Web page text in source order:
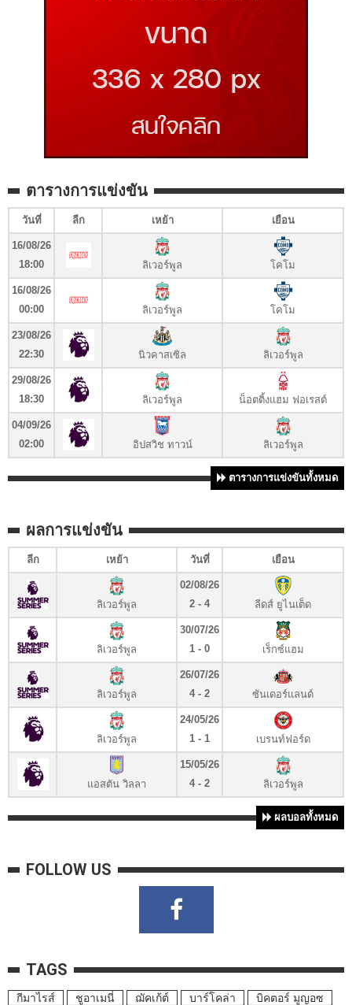
ตารางการแข่งขัน
วันที่ ลีก เหย้า เยือน
16/08/26
18:00
ลิเวอร์พูล โคโม
16/08/26
00:00
ลิเวอร์พูล โคโม
23/08/26
22:30
นิวคาสเซิล ลิเวอร์พูล
29/08/26
18:30
ลิเวอร์พูล น็อตติ้งแฮม ฟอเรสต์
04/09/26
02:00
อิปสวิช ทาวน์ ลิเวอร์พูล
ตารางการแข่งขันทั้งหมด
ผลการแข่งขัน
ลีก เหย้า วันที่ เยือน
ลิเวอร์พูล
02/08/26
2 - 4
ลีดส์ ยูไนเต็ด
ลิเวอร์พูล
30/07/26
1 - 0
เร็กซ์แฮม
ลิเวอร์พูล
26/07/26
4 - 2
ซันเดอร์แลนด์
ลิเวอร์พูล
24/05/26
1 - 1
เบรนท์ฟอร์ด
แอสตัน วิลลา
15/05/26
4 - 2
ลิเวอร์พูล
ผลบอลทั้งหมด
FOLLOW US
TAGS
กีมาไรส์ ชูอาเมนี่ ฌัคเก้ต์ บาร์โคล่า
บิคตอร์ มูญอซ